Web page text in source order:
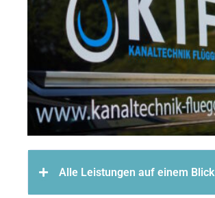
Alle Leistungen auf einem Blick